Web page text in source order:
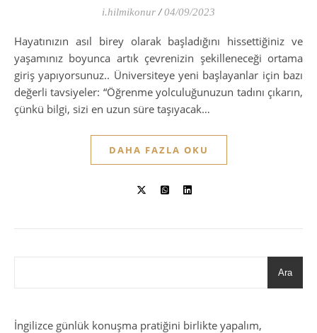
i.hilmikonur / 04/09/2023
Hayatınızın asıl birey olarak başladığını hissettiğiniz ve
yaşamınız boyunca artık çevrenizin şekilleneceği ortama
giriş yapıyorsunuz.. Üniversiteye yeni başlayanlar için bazı
değerli tavsiyeler: “Öğrenme yolculuğunuzun tadını çıkarın,
çünkü bilgi, sizi en uzun süre taşıyacak…
DAHA FAZLA OKU
Ara
İngilizce günlük konuşma pratiğini birlikte yapalım,